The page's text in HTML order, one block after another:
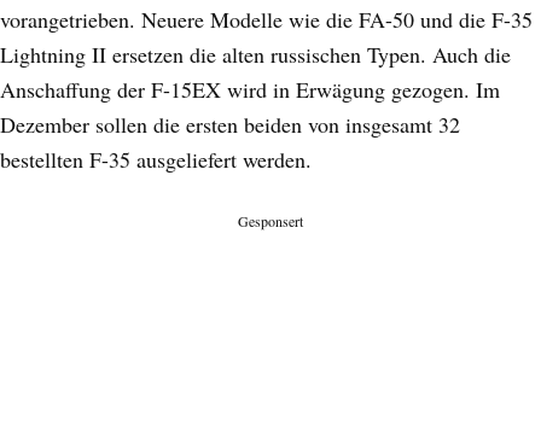
vorangetrieben. Neuere Modelle wie die FA-50 und die F-35
Lightning II ersetzen die alten russischen Typen. Auch die
Anschaffung der F-15EX wird in Erwägung gezogen. Im
Dezember sollen die ersten beiden von insgesamt 32
bestellten F-35 ausgeliefert werden.
Gesponsert